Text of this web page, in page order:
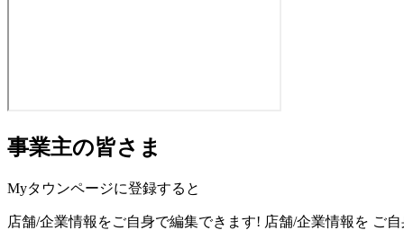
事業主の皆さま
Myタウンページに登録すると
店舗/企業情報をご自身で編集できます! 店舗/企業情報を ご